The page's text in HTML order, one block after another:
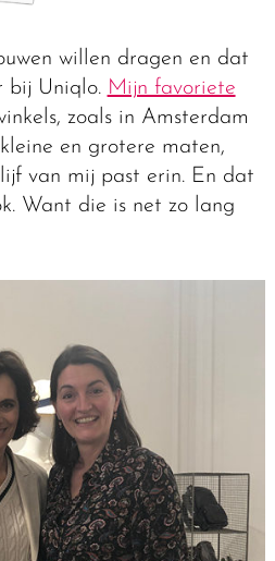
willen dragen en dat
bij Uniqlo. Mijn favoriete
zoals in Amsterdam
en grotere maten,
van mij past erin. En dat
Want die is net zo lang